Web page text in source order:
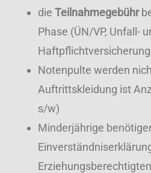
die Teilnahmegebühr
Phase (ÜN/VP, Unfall-
Notenpulte werden
Auftrittskleidung ist
s/w)
Minderjährige
Erziehungsberechtigten